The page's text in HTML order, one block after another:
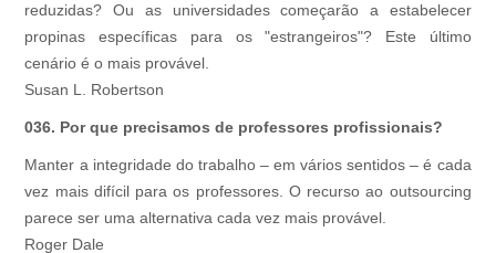
reduzidas? Ou as universidades começarão a estabelecer
propinas específicas para os "estrangeiros"? Este último
cenário é o mais provável.
Susan L. Robertson
036. Por que precisamos de professores profissionais?
Manter a integridade do trabalho – em vários sentidos – é cada
vez mais difícil para os professores. O recurso ao outsourcing
parece ser uma alternativa cada vez mais provável.
Roger Dale